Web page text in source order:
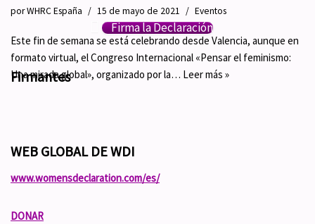
porWHRC España 15 de mayo de 2021 Eventos
Este fin de semana se está celebrando desde Valencia, aunque en
formato virtual, el Congreso Internacional «Pensar el feminismo:
Una mirada global», organizado por la… Leer más »
Firma la Declaración
Firmantes
WEB GLOBAL DE WDI
www.womensdeclaration.com/es/
DONAR